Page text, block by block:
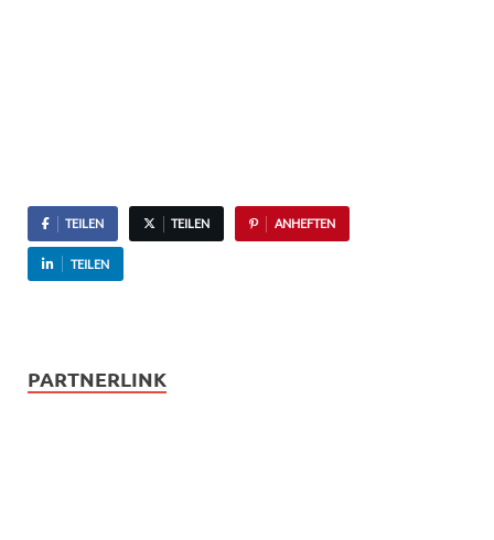
TEILEN TEILEN ANHEFTEN
TEILEN
PARTNERLINK